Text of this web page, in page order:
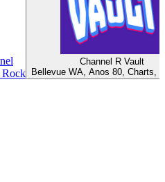
Rock
Channel R Vault
Bellevue WA, Anos 80, Charts,